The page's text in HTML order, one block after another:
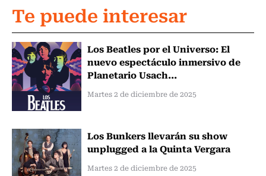
Te puede interesar
Los Beatles por el Universo: El
nuevo espectáculo inmersivo de
Planetario Usach...
Martes 2 de diciembre de 2025
Los Bunkers llevarán su show
unplugged a la Quinta Vergara
Martes 2 de diciembre de 2025